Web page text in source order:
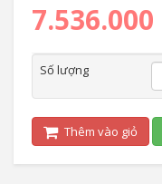
Số lượng
Thêm vào giỏ